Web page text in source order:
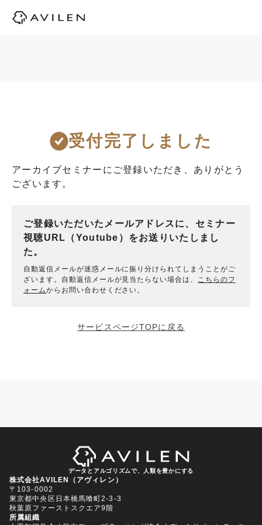
受付完了しました
アーカイブセミナーにご登録いただき、ありがとう
ございます。
ご登録いただいたメールアドレスに、セミナー
視聴URL（Youtube）をお送りいたしまし
た。
自動返信メールが迷惑メールに振り分けられてしまうことがご
ざいます。自動返信メールが見当たらない場合は、 こちらのフ
ォームからお問い合わせください。
サービスページTOPに戻る
データとアルゴリズムで、人類を豊かにする
株式会社AVILEN（アヴィレン）
〒103-0002
東京都中央区日本橋馬喰町2-3-3
秋葉原ファーストスクエア9階
所属組織